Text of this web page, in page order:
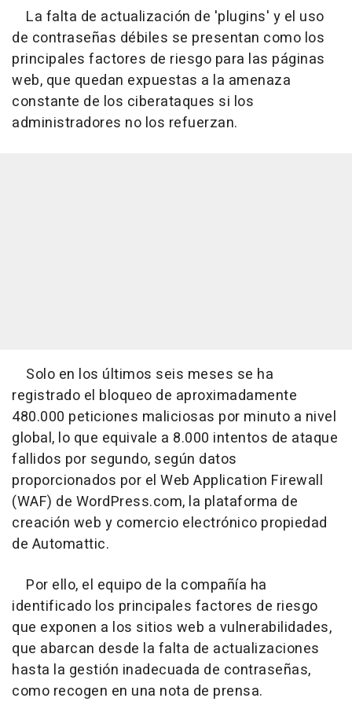
La falta de actualización de 'plugins' y el uso
de contraseñas débiles se presentan como los
principales factores de riesgo para las páginas
web, que quedan expuestas a la amenaza
constante de los ciberataques si los
administradores no los refuerzan.
Solo en los últimos seis meses se ha
registrado el bloqueo de aproximadamente
480.000 peticiones maliciosas por minuto a nivel
global, lo que equivale a 8.000 intentos de ataque
fallidos por segundo, según datos
proporcionados por el Web Application Firewall
(WAF) de WordPress.com, la plataforma de
creación web y comercio electrónico propiedad
de Automattic.
Por ello, el equipo de la compañía ha
identificado los principales factores de riesgo
que exponen a los sitios web a vulnerabilidades,
que abarcan desde la falta de actualizaciones
hasta la gestión inadecuada de contraseñas,
como recogen en una nota de prensa.